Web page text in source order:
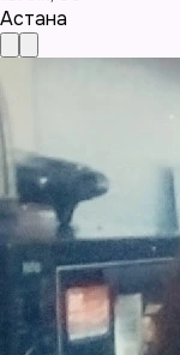
Астана